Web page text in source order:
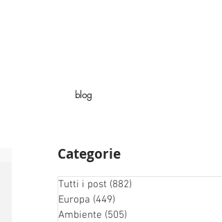
blog
Categorie
Tutti i post (882)
Europa (449)
Ambiente (505)